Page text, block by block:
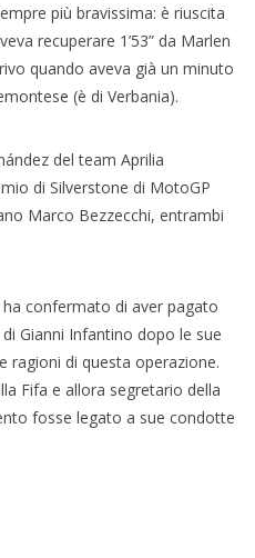
più bravissima: è riuscita
recuperare 1’53” da Marlen
quando aveva già un minuto
(è di Verbania).
del team Aprilia
di Silverstone di MotoGP
Marco Bezzecchi, entrambi
ha confermato di aver pagato
Gianni Infantino dopo le sue
ragioni di questa operazione.
Fifa e allora segretario della
fosse legato a sue condotte